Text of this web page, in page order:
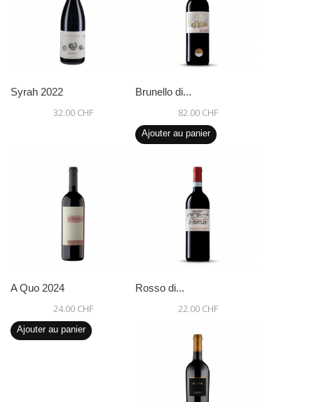
Syrah 2022
32.00 CHF
Brunello di...
82.00 CHF
Ajouter au panier
A Quo 2024
24.00 CHF
Ajouter au panier
Rosso di...
22.00 CHF